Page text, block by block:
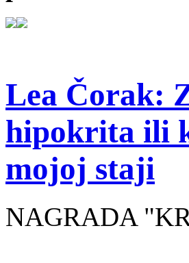
Lea Čorak:
hipokrita ili
mojoj staji
NAGRADA